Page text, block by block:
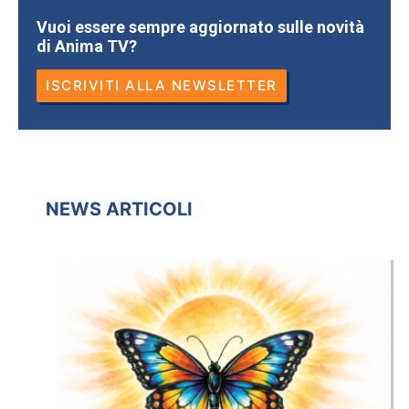
c
e
b
o
itt
er
n
di
vi
di
Vuoi essere sempre aggiornato sulle novità
di Anima TV?
ISCRIVITI ALLA NEWSLETTER
NEWS ARTICOLI